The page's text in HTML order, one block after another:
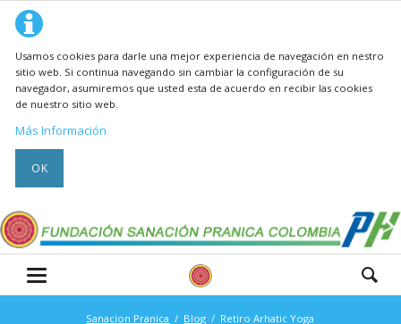
Usamos cookies para darle una mejor experiencia de navegación en nestro
sitio web. Si continua navegando sin cambiar la configuración de su
navegador, asumiremos que usted esta de acuerdo en recibir las cookies
de nuestro sitio web.
Más Información
OK
Sanacion Pranica Blog Retiro Arhatic Yoga